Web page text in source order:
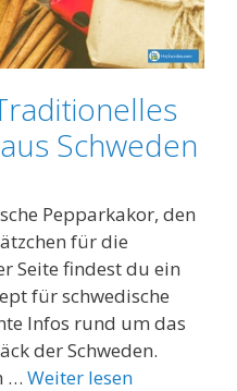
Schweden
Pepparkakor, den
für die
Seite findest du ein
für schwedische
Infos rund um das
der Schweden.
… Weiter lesen